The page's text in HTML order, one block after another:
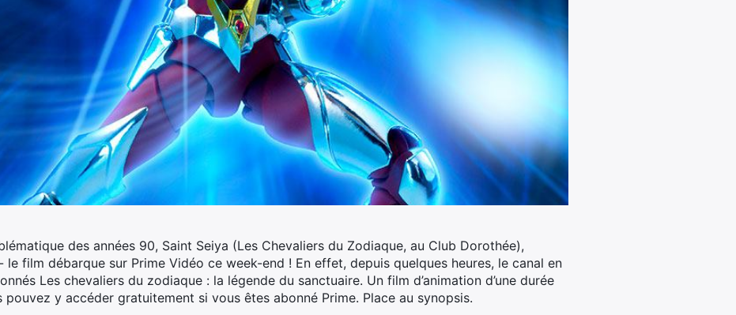
des années 90, Saint Seiya (Les Chevaliers du Zodiaque, au Club Dorothée),
film débarque sur Prime Vidéo ce week-end ! En effet, depuis quelques heures, le canal en
Les chevaliers du zodiaque : la légende du sanctuaire. Un film d’animation d’une durée
pouvez y accéder gratuitement si vous êtes abonné Prime. Place au synopsis.